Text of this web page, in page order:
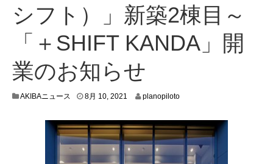
シフト）」新築2棟目～
「＋SHIFT KANDA」開
業のお知らせ
AKIBAニュース 8月 10, 2021
,
2
0
2
planopiloto